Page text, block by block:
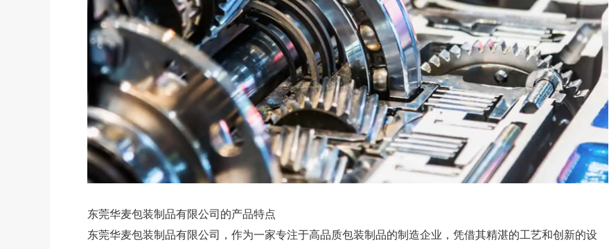
东莞华麦包装制品有限公司的产品特点
东莞华麦包装制品有限公司，作为一家专注于高品质包装制品的制造企业，凭借其精湛的工艺和创新的设